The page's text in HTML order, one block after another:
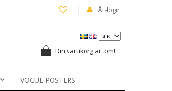
ÅF-login
Din varukorg är tom!
VOGUE POSTERS